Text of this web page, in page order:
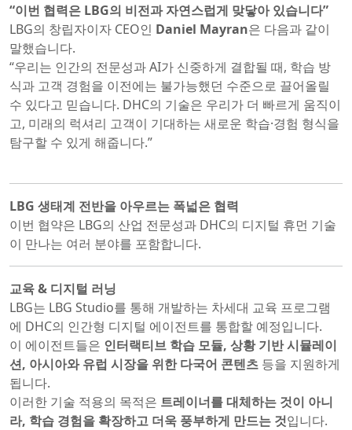
“이번 협력은 LBG의 비전과 자연스럽게 맞닿아 있습니다”
LBG의 창립자이자 CEO인 Daniel Mayran은 다음과 같이
말했습니다.
“우리는 인간의 전문성과 AI가 신중하게 결합될 때, 학습 방
식과 고객 경험을 이전에는 불가능했던 수준으로 끌어올릴
수 있다고 믿습니다. DHC의 기술은 우리가 더 빠르게 움직이
고, 미래의 럭셔리 고객이 기대하는 새로운 학습·경험 형식을
탐구할 수 있게 해줍니다.”
LBG 생태계 전반을 아우르는 폭넓은 협력
이번 협약은 LBG의 산업 전문성과 DHC의 디지털 휴먼 기술
이 만나는 여러 분야를 포함합니다.
교육 & 디지털 러닝
LBG는 LBG Studio를 통해 개발하는 차세대 교육 프로그램
에 DHC의 인간형 디지털 에이전트를 통합할 예정입니다.
이 에이전트들은 인터랙티브 학습 모듈, 상황 기반 시뮬레이
션, 아시아와 유럽 시장을 위한 다국어 콘텐츠 등을 지원하게
됩니다.
이러한 기술 적용의 목적은 트레이너를 대체하는 것이 아니
라, 학습 경험을 확장하고 더욱 풍부하게 만드는 것입니다.